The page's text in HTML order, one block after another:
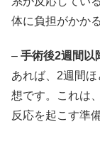
体に負担がかか
– 手術後2週間以
あれば、2週間
想です。これは
反応を起こす準